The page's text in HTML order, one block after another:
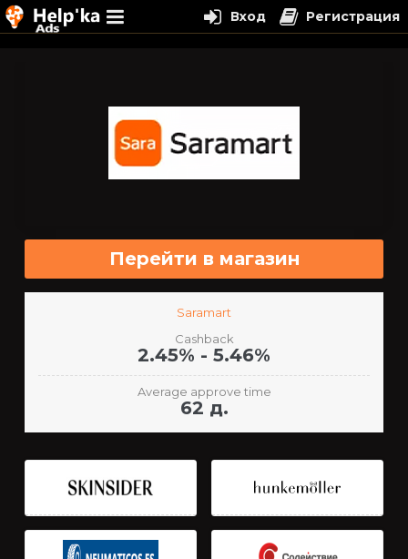
Перейти в магазин
Saramart
Cashback
2.45% - 5.46%
Average approve time
62 д.
Вход Регистрация